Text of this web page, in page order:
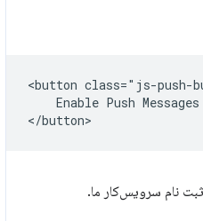
<button class="js-push-
    Enable Push Messages
نام سرویس‌کار ما.